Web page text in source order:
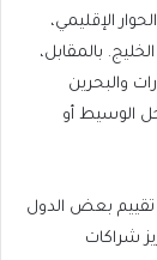
الإقليمي،
بالمقابل،
والبحرين
الوسيط أو
تقييم بعض الدول
شراكات